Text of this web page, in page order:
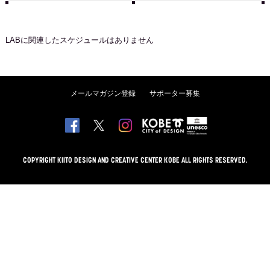
LABに関連したスケジュールはありません
メールマガジン登録 サポーター募集
COPYRIGHT KIITO DESIGN AND CREATIVE CENTER KOBE ALL RIGHTS RESERVED.